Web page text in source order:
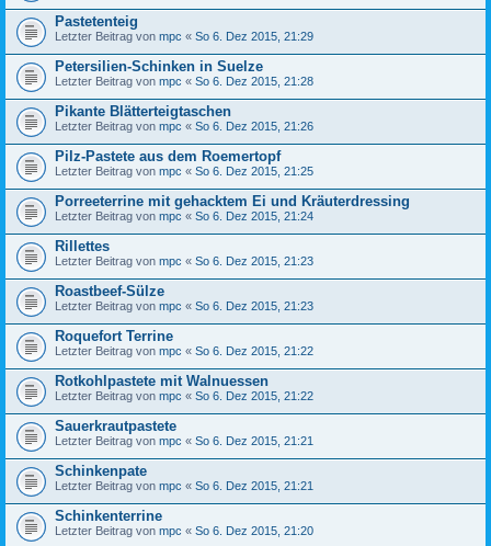
Pastetenteig
Letzter Beitrag von mpc « So 6. Dez 2015, 21:29
Petersilien-Schinken in Suelze
Letzter Beitrag von mpc « So 6. Dez 2015, 21:28
Pikante Blätterteigtaschen
Letzter Beitrag von mpc « So 6. Dez 2015, 21:26
Pilz-Pastete aus dem Roemertopf
Letzter Beitrag von mpc « So 6. Dez 2015, 21:25
Porreeterrine mit gehacktem Ei und Kräuterdressing
Letzter Beitrag von mpc « So 6. Dez 2015, 21:24
Rillettes
Letzter Beitrag von mpc « So 6. Dez 2015, 21:23
Roastbeef-Sülze
Letzter Beitrag von mpc « So 6. Dez 2015, 21:23
Roquefort Terrine
Letzter Beitrag von mpc « So 6. Dez 2015, 21:22
Rotkohlpastete mit Walnuessen
Letzter Beitrag von mpc « So 6. Dez 2015, 21:22
Sauerkrautpastete
Letzter Beitrag von mpc « So 6. Dez 2015, 21:21
Schinkenpate
Letzter Beitrag von mpc « So 6. Dez 2015, 21:21
Schinkenterrine
Letzter Beitrag von mpc « So 6. Dez 2015, 21:20